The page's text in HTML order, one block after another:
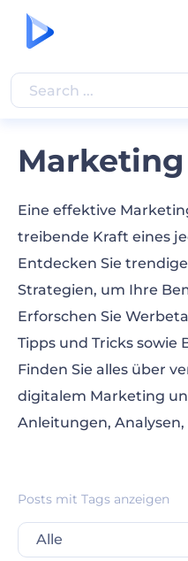
Marketing
Eine effektive
treibende Kraft eines
Entdecken Sie
Strategien, um Ihre
Erforschen Sie
Tipps und Tricks sowie
Finden Sie alles über
digitalem Marketing
Anleitungen,
Posts mit Tags anzeigen
Alle